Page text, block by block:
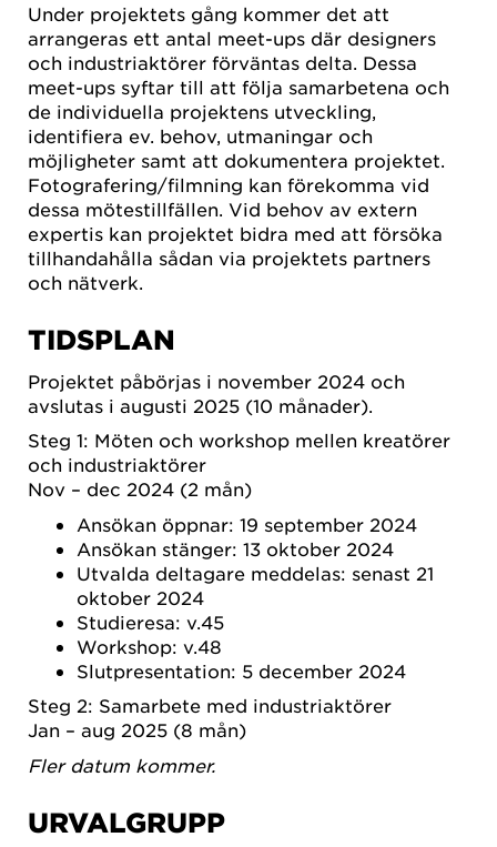
Under projektets gång kommer det att
arrangeras ett antal meet-ups där designers
och industriaktörer förväntas delta. Dessa
meet-ups syftar till att följa samarbetena och
de individuella projektens utveckling,
identifiera ev. behov, utmaningar och
möjligheter samt att dokumentera projektet.
Fotografering/filmning kan förekomma vid
dessa mötestillfällen. Vid behov av extern
expertis kan projektet bidra med att försöka
tillhandahålla sådan via projektets partners
och nätverk.
TIDSPLAN
Projektet påbörjas i november 2024 och
avslutas i augusti 2025 (10 månader).
Steg 1: Möten och workshop mellen kreatörer
och industriaktörer
Nov – dec 2024 (2 mån)
Ansökan öppnar: 19 september 2024
Ansökan stänger: 13 oktober 2024
Utvalda deltagare meddelas: senast 21
oktober 2024
Studieresa: v.45
Workshop: v.48
Slutpresentation: 5 december 2024
Steg 2: Samarbete med industriaktörer
Jan – aug 2025 (8 mån)
Fler datum kommer.
URVALGRUPP